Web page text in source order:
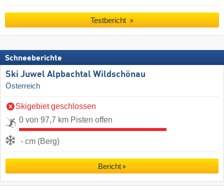
Testbericht
Schneeberichte
Ski Juwel Alpbachtal Wildschönau
Österreich
Skigebiet geschlossen
0 von 97,7 km Pisten offen
- cm (Berg)
Bericht